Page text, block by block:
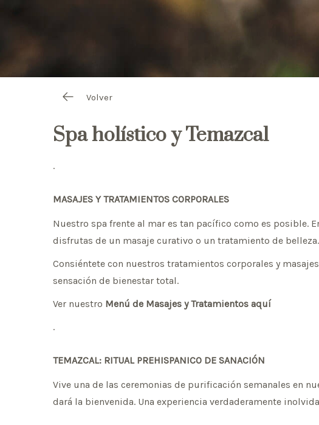
Volver
Spa holístico y Temazcal
.
MASAJES Y TRATAMIENTOS CORPORALES
Nuestro spa frente al mar es tan pacífico como es posible.
disfrutas de un masaje curativo o un tratamiento de
Consiéntete con nuestros tratamientos corporales y
sensación de bienestar total.
Ver nuestro Menú de Masajes y Tratamientos aquí
.
TEMAZCAL: RITUAL PREHISPANICO DE SANACIÓN
Vive una de las ceremonias de purificación semanales en
dará la bienvenida. Una experiencia verdaderamente